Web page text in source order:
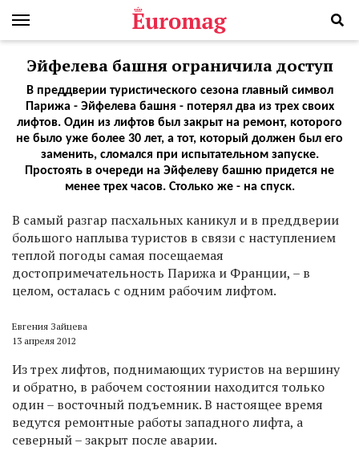
Эйфелева башня ограничила доступ
В преддверии туристического сезона главный символ
Парижа - Эйфелева башня - потерял два из трех своих
лифтов. Один из лифтов был закрыт на ремонт, которого
не было уже более 30 лет, а тот, который должен был его
заменить, сломался при испытательном запуске.
Простоять в очереди на Эйфелеву башню придется не
менее трех часов. Столько же - на спуск.
В самый разгар пасхальных каникул и в преддверии
большого наплыва туристов в связи с наступлением
теплой погоды самая посещаемая
достопримечательность Парижа и Франции, – в
целом, осталась с одним рабочим лифтом.
Евгения Зайцева
13 апреля 2012
Из трех лифтов, поднимающих туристов на вершину
и обратно, в рабочем состоянии находится только
один – восточный подъемник. В настоящее время
ведутся ремонтные работы западного лифта, а
северный – закрыт после аварии.